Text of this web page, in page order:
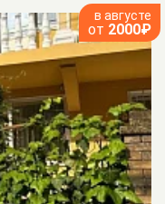
в августе
от 2000₽